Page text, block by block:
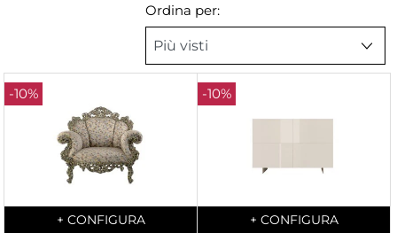
Ordina per:
-10%
Quantità
+ CONFIGURA
-10%
Quantità
+ CONFIGURA